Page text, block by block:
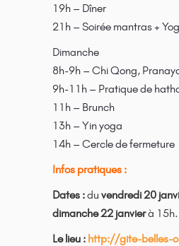
19h – Dîner
21h – Soirée mantras +
Dimanche
8h-9h – Chi Qong,
9h-11h – Pratique de
11h – Brunch
13h – Yin yoga
14h – Cercle de fermeture
Infos pratiques :
Dates :du vendredi 20
dimanche 22 janvierà 15h.
Le lieu : http://gite-belles-